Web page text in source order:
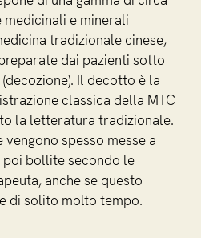
e minerali
tradizionale cinese,
dai pazienti sotto
Il decotto è la
classica della MTC
la letteratura tradizionale.
vengono spesso messe a
poi bollite secondo le
anche se questo
di solito molto tempo.